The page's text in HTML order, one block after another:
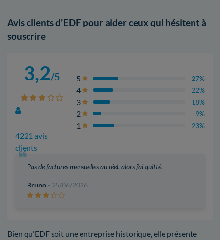
Avis clients d'EDF pour aider ceux qui hésitent à
souscrire
3,2/5
4221 avis
clients
5 27%
4 22%
3 18%
2 9%
1 23%
Pas de factures mensuelles au réel, alors j'ai quitté.
Bruno - 25/06/2026
Bien qu'EDF soit une entreprise historique, elle présente